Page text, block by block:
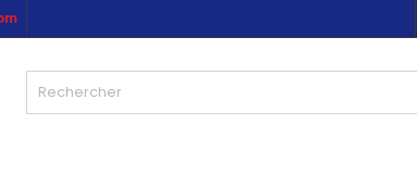
listes d'envies
Créer une nouvelle liste
une liste d'envies
devez être connecté pour ajouter des produits à